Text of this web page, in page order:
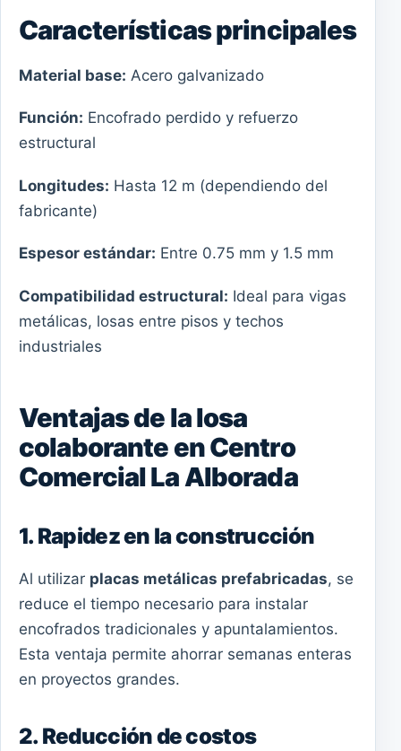
Características principales
Material base: Acero galvanizado
Función: Encofrado perdido y refuerzo
estructural
Longitudes: Hasta 12 m (dependiendo del
fabricante)
Espesor estándar: Entre 0.75 mm y 1.5 mm
Compatibilidad estructural: Ideal para vigas
metálicas, losas entre pisos y techos
industriales
Ventajas de la losa
colaborante en Centro
Comercial La Alborada
1. Rapidez en la construcción
Al utilizar placas metálicas prefabricadas, se
reduce el tiempo necesario para instalar
encofrados tradicionales y apuntalamientos.
Esta ventaja permite ahorrar semanas enteras
en proyectos grandes.
2. Reducción de costos